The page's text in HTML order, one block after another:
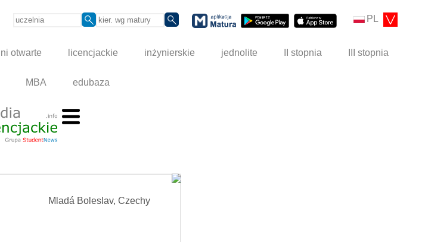
PL
otwarte licencjackie inżynierskie jednolite II stopnia III stopnia
MBA edubaza
Mladá Boleslav, Czechy